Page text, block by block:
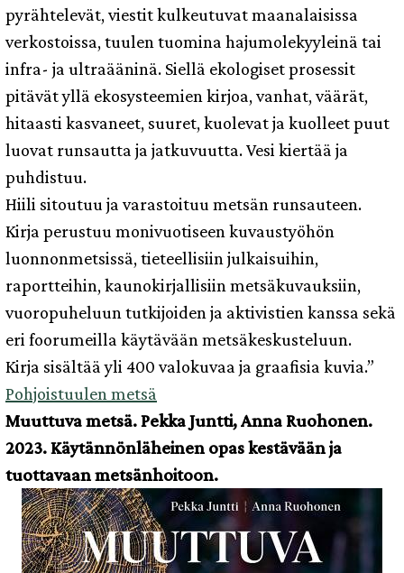
pyrähtelevät, viestit kulkeutuvat maanalaisissa
verkostoissa, tuulen tuomina hajumolekyyleinä tai
infra- ja ultraääninä. Siellä ekologiset prosessit
pitävät yllä ekosysteemien kirjoa, vanhat, väärät,
hitaasti kasvaneet, suuret, kuolevat ja kuolleet puut
luovat runsautta ja jatkuvuutta. Vesi kiertää ja
puhdistuu.
Hiili sitoutuu ja varastoituu metsän runsauteen.
Kirja perustuu monivuotiseen kuvaustyöhön
luonnonmetsissä, tieteellisiin julkaisuihin,
raportteihin, kaunokirjallisiin metsäkuvauksiin,
vuoropuheluun tutkijoiden ja aktivistien kanssa sekä
eri foorumeilla käytävään metsäkeskusteluun.
Kirja sisältää yli 400 valokuvaa ja graafisia kuvia.”
Pohjoistuulen metsä
Muuttuva metsä. Pekka Juntti, Anna Ruohonen.
2023. Käytännönläheinen opas kestävään ja
tuottavaan metsänhoitoon.